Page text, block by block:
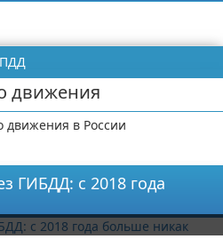
ПДД
движения
движения в России
ГИБДД: с 2018 года